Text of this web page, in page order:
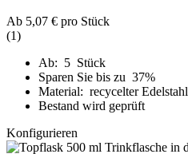
Ab 5,07 € pro Stück
(1)
Ab: 5 Stück
Sparen Sie bis zu 37%
Material: recycelter Edelstahl
Bestand wird geprüft
Konfigurieren